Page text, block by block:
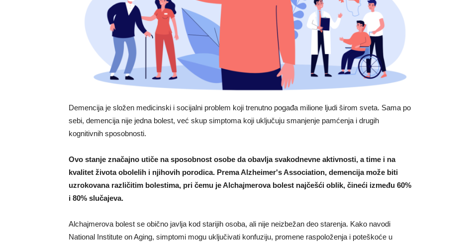
Demencija je složen medicinski i socijalni problem koji trenutno pogađa milione ljudi širom sveta. Sama po
sebi, demencija nije jedna bolest, već skup simptoma koji uključuju smanjenje pamćenja i drugih
kognitivnih sposobnosti.
Ovo stanje značajno utiče na sposobnost osobe da obavlja svakodnevne aktivnosti, a time i na
kvalitet života obolelih i njihovih porodica. Prema Alzheimer's Association, demencija može biti
uzrokovana različitim bolestima, pri čemu je Alchajmerova bolest najčešći oblik, čineći između 60%
i 80% slučajeva.
Alchajmerova bolest se obično javlja kod starijih osoba, ali nije neizbežan deo starenja. Kako navodi
National Institute on Aging, simptomi mogu uključivati konfuziju, promene raspoloženja i poteškoće u